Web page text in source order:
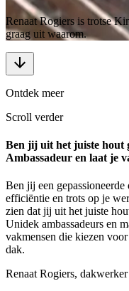
Renaat Rogiers is trotse
graag uit waarom.
Ontdek meer
Scroll verder
Ben jij uit het juiste hout
Ambassadeur en laat je
Ben jij een
efficiëntie en trots op je
zien dat jij uit het juiste
Unidek ambassadeurs en
vakmensen die kiezen
dak.
Renaat Rogiers,